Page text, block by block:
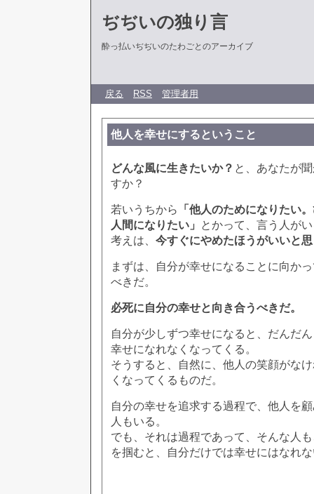
ぢぢいの独り言
酔っ払いぢぢいのたわごとのアーカイブ
戻る RSS 管理者用
他人を幸せにするということ
どんな風に生きたいか？ と、あなたが
すか？
若いうちから
「他人のためになりたい
人間になりたい」
とかって、言う人が
考えは、 今すぐにやめたほうがいいと
まずは、自分が幸せになることに向か
べきだ。
必死に自分の幸せと向き合うべきだ。
自分が少しずつ幸せになると、だんだ
幸せになれなくなってくる。
そうすると、自然に、他人の笑顔がな
くなってくるものだ。
自分の幸せを追求する過程で、他人を
人もいる。
でも、それは過程であって、そんな人
を掴むと、自分だけでは幸せにはなれ